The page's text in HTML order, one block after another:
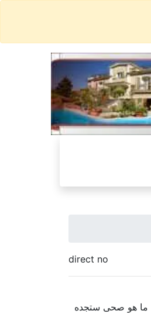
direct no
ما هو صحى ستجده